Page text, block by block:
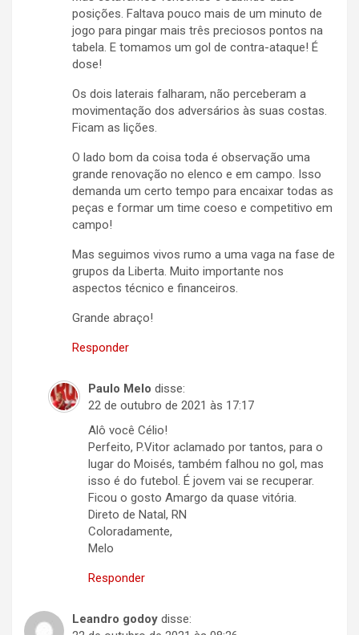
posições. Faltava pouco mais de um minuto de
jogo para pingar mais três preciosos pontos na
tabela. E tomamos um gol de contra-ataque! É
dose!
Os dois laterais falharam, não perceberam a
movimentação dos adversários às suas costas.
Ficam as lições.
O lado bom da coisa toda é observação uma
grande renovação no elenco e em campo. Isso
demanda um certo tempo para encaixar todas as
peças e formar um time coeso e competitivo em
campo!
Mas seguimos vivos rumo a uma vaga na fase de
grupos da Liberta. Muito importante nos
aspectos técnico e financeiros.
Grande abraço!
Responder
Paulo Melo disse:
22 de outubro de 2021 às 17:17
Alô você Célio!
Perfeito, P.Vitor aclamado por tantos, para o
lugar do Moisés, também falhou no gol, mas
isso é do futebol. É jovem vai se recuperar.
Ficou o gosto Amargo da quase vitória.
Direto de Natal, RN
Coloradamente,
Melo
Responder
Leandro godoy disse: